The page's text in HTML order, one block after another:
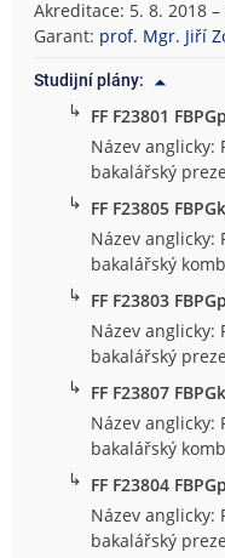
Akreditace: 5. 8. 2018 –
Garant: prof. Mgr. Jiří
Studijní plány:
↳ FF F23801
Název anglicky:
bakalářský
↳ FF F23805
Název anglicky:
bakalářský
↳ FF F23803
Název anglicky:
bakalářský
↳ FF F23807
Název anglicky:
bakalářský
↳ FF F23804
Název anglicky:
bakalářský